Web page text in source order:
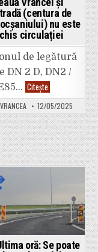
lucrări
vor
face
(centura de
nu este
circulației
de legătură
DN 2 D, DN2 /
CiteșteLovitură
pentru
șoferi.
Prefectura
a
anunțat
că
tronsonul
de
legătură
dintre
autostradă
(centura
de
nord
Focșaniului)
nu
12/05/2025
oră: Se poate